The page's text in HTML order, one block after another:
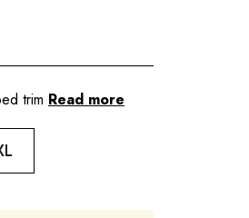
trim Read more